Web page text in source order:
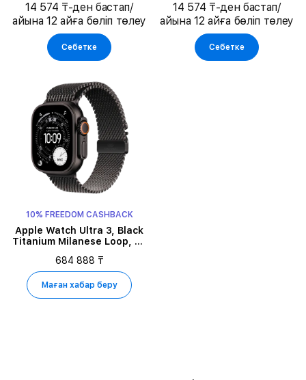
14 574 ₸-ден бастап/
айына 12 айға бөліп төлеу
Себетке
14 574 ₸-ден бастап/
айына 12 айға бөліп төлеу
Себетке
10% FREEDOM CASHBACK
Apple Watch Ultra 3, Black
Titanium Milanese Loop, M,
684 888 ₸
Маған хабар беру